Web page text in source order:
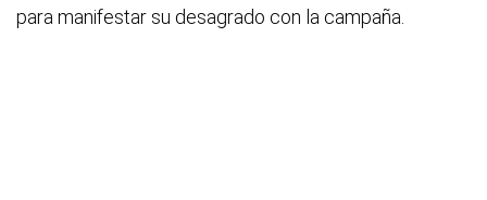
para manifestar su desagrado con la campaña.